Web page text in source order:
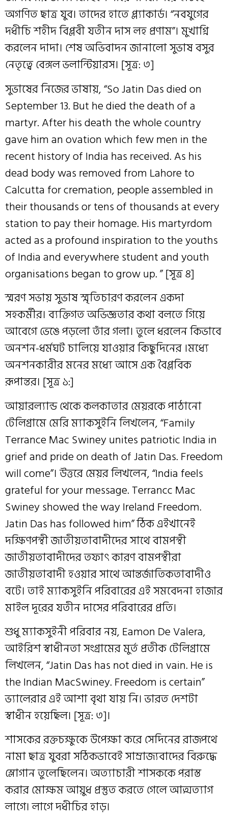
অগণিত ছাত্র যুব। তাদের হাতে প্ল্যাকার্ড। “নবযুগের
দধীচি শহীদ বিপ্লবী যতীন দাস লহ প্রণাম”। মুখাগ্নি
করলেন দাদা। শেষ অভিবাদন জানালো সুভাষ বসুর
নেতৃত্বে বেঙ্গল ভলান্টিয়ারস। [সূত্র: ৩]
সুভাষের নিজের ভাষায়, “So Jatin Das died on
September 13. But he died the death of a
martyr. After his death the whole country
gave him an ovation which few men in the
recent history of India has received. As his
dead body was removed from Lahore to
Calcutta for cremation, people assembled in
their thousands or tens of thousands at every
station to pay their homage. His martyrdom
acted as a profound inspiration to the youths
of India and everywhere student and youth
organisations began to grow up. ” [সূত্র ৪]
স্মরণ সভায় সুভাষ স্মৃতিচারণ করলেন একদা
সহকর্মীর। ব্যক্তিগত অভিজ্ঞতার কথা বলতে গিয়ে
আবেগে ভেঙে পড়লো তাঁর গলা। তুলে ধরলেন কিভাবে
অনশন-ধর্মঘট চালিয়ে যাওয়ার কিছুদিনের ।মধ্যে
অনশনকারীর মনের মধ্যে আসে এক বৈপ্লবিক
রূপান্তর। [সূত্র ১:]
আয়ারল্যান্ড থেকে কলকাতার মেয়রকে পাঠানো
টেলিগ্রামে মেরি ম্যাকসুইনি লিখলেন, “Family
Terrance Mac Swiney unites patriotic India in
grief and pride on death of Jatin Das. Freedom
will come”। উত্তরে মেয়র লিখলেন, “India feels
grateful for your message. Terrancc Mac
Swiney showed the way Ireland Freedom.
Jatin Das has followed him” ঠিক এইখানেই
দক্ষিণপন্থী জাতীয়তাবাদীদের সাথে বামপন্থী
জাতীয়তাবাদীদের তফাৎ কারণ বামপন্থীরা
জাতীয়তাবাদী হওয়ার সাথে আন্তর্জাতিকতাবাদীও
বটে। তাই ম্যাকসুইনি পরিবারের এই সমবেদনা হাজার
মাইল দূরের যতীন দাসের পরিবারের প্রতি।
শুধু ম্যাকসুইনী পরিবার নয়, Eamon De Valera,
আইরিশ স্বাধীনতা সংগ্রামের মুর্ত প্রতীক টেলিগ্রামে
লিখলেন, “Jatin Das has not died in vain. He is
the Indian MacSwiney. Freedom is certain”
ভ্যালেরার এই আশা বৃথা যায় নি। ভারত দেশটা
স্বাধীন হয়েছিল। [সূত্র: ৩]।
শাসকের রক্তচক্ষুকে উপেক্ষা করে সেদিনের রাজপথে
নামা ছাত্র যুবরা সঠিকভাবেই সাম্রাজ্যবাদের বিরুদ্ধে
স্লোগান তুলেছিলেন। অত্যাচারী শাসককে পরাস্ত
করার মোক্ষম আয়ুধ প্রস্তুত করতে গেলে আত্মত্যাগ
লাগে। লাগে দধীচির হাড়।